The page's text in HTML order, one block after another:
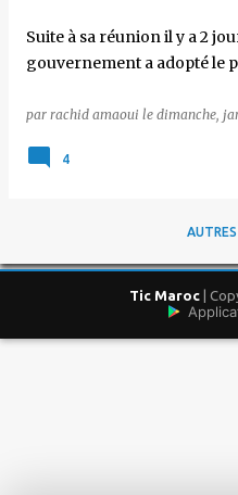
Suite à sa réunion il y a 2
gouvernement a adopté le
par rachid amaoui le dimanche,
4
Tic Maroc |